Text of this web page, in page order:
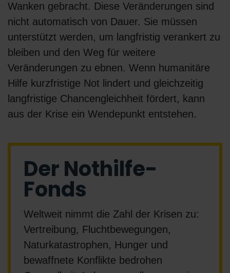
Wanken gebracht. Diese Veränderungen sind
nicht automatisch von Dauer. Sie müssen
unterstützt werden, um langfristig verankert zu
bleiben und den Weg für weitere
Veränderungen zu ebnen. Wenn humanitäre
Hilfe kurzfristige Not lindert und gleichzeitig
langfristige Chancengleichheit fördert, kann
aus der Krise ein Wendepunkt entstehen.
Der Nothilfe-
Fonds
Weltweit nimmt die Zahl der Krisen zu:
Vertreibung, Fluchtbewegungen,
Naturkatastrophen, Hunger und
bewaffnete Konflikte bedrohen